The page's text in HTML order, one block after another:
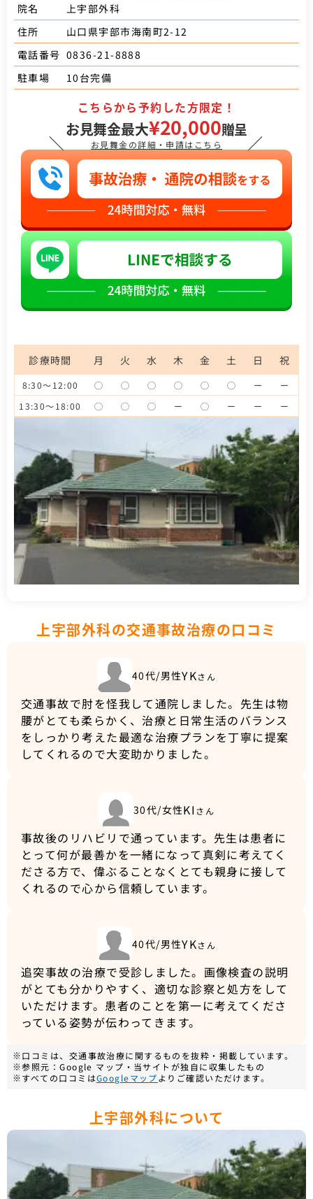
院名
上宇部外科
住所
山口県宇部市海南町2-12
電話番号 0836-21-8888
駐車場
10台完備
＼
こちらから予約した方限定！
お見舞金最大¥20,000贈呈
お見舞金の詳細・申請はこちら ／
診療時間 月 火 水 木 金 土 日 祝
8:30～12:00 ◯ ◯ ◯ ◯ ◯ ◯ ー
ー
13:30～18:00
◯ ◯ ◯ ー ◯ ー ー ー
上宇部外科の交通事故治療の口コミ
40代/男性YKさん
交通事故で肘を怪我して通院しました。先生は物
腰がとても柔らかく、治療と日常生活のバランス
をしっかり考えた最適な治療プランを丁寧に提案
してくれるので大変助かりました。
30代/女性KI さん
事故後のリハビリで通っています。先生は患者に
とって何が最善かを一緒になって真剣に考えてく
ださる方で、偉ぶることなくとても親身に接して
くれるので心から信頼しています。
40代/男性YKさん
追突事故の治療で受診しました。画像検査の説明
がとても分かりやすく、適切な診察と処方をして
いただけます。患者のことを第一に考えてくださ
っている姿勢が伝わってきます。
※口コミは、交通事故治療に関するものを抜粋・掲載しています。
※参照元：Google マップ・当サイトが独自に収集したもの
※すべての口コミはGoogleマップよりご確認いただけます。
上宇部外科について